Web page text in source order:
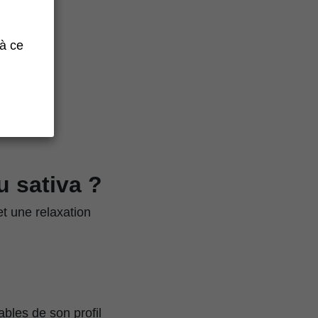
sativa ?
une relaxation
de son profil
ce